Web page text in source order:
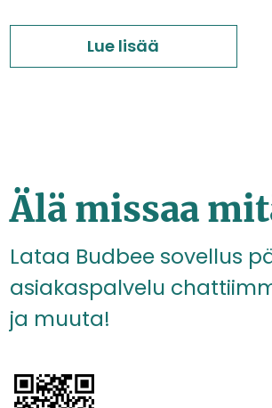
Lue lisää
Älä missaa
Lataa Budbee sovellus
asiakaspalvelu
ja muuta!